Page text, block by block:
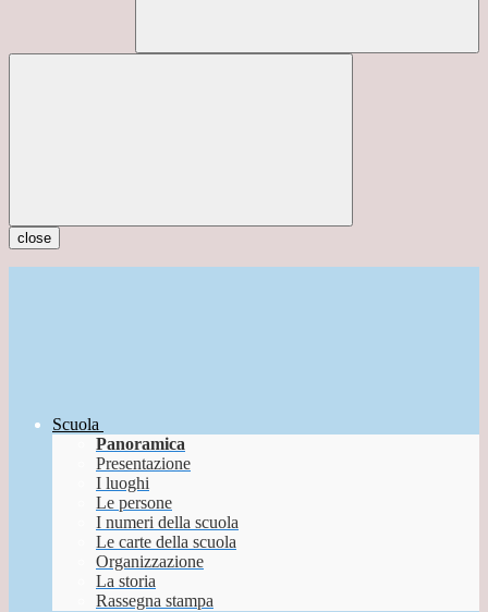
close
Scuola
Panoramica
Presentazione
I luoghi
Le persone
I numeri della scuola
Le carte della scuola
Organizzazione
La storia
Rassegna stampa